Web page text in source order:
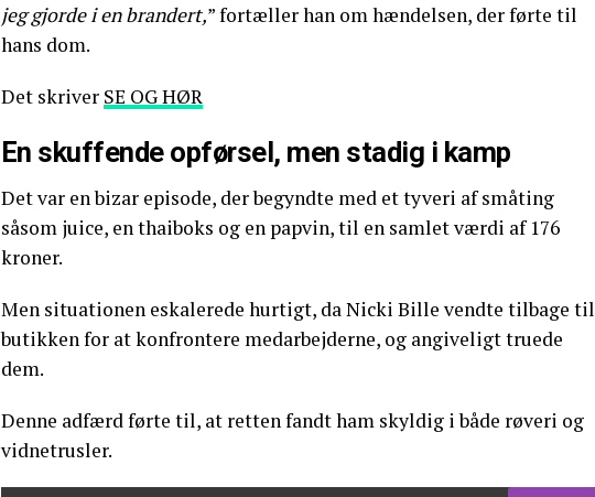
jeg gjorde i en brandert,” fortæller han om hændelsen, der førte til
hans dom.
Det skriver SE OG HØR
En skuffende opførsel, men stadig i kamp
Det var en bizar episode, der begyndte med et tyveri af småting
såsom juice, en thaiboks og en papvin, til en samlet værdi af 176
kroner.
Men situationen eskalerede hurtigt, da Nicki Bille vendte tilbage til
butikken for at konfrontere medarbejderne, og angiveligt truede
dem.
Denne adfærd førte til, at retten fandt ham skyldig i både røveri og
vidnetrusler.